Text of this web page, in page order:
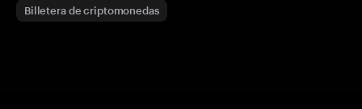
Billetera de criptomonedas